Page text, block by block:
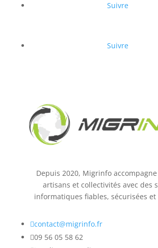
Suivre
Suivre
Depuis 2020, Migrinfo accompagne
artisans et collectivités avec des
informatiques fiables, sécurisées et
contact@migrinfo.fr
09 56 05 58 62